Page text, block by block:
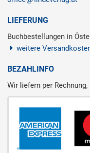
LIEFERUNG
Buchbestellungen in
weitere
BEZAHLINFO
Wir liefern per